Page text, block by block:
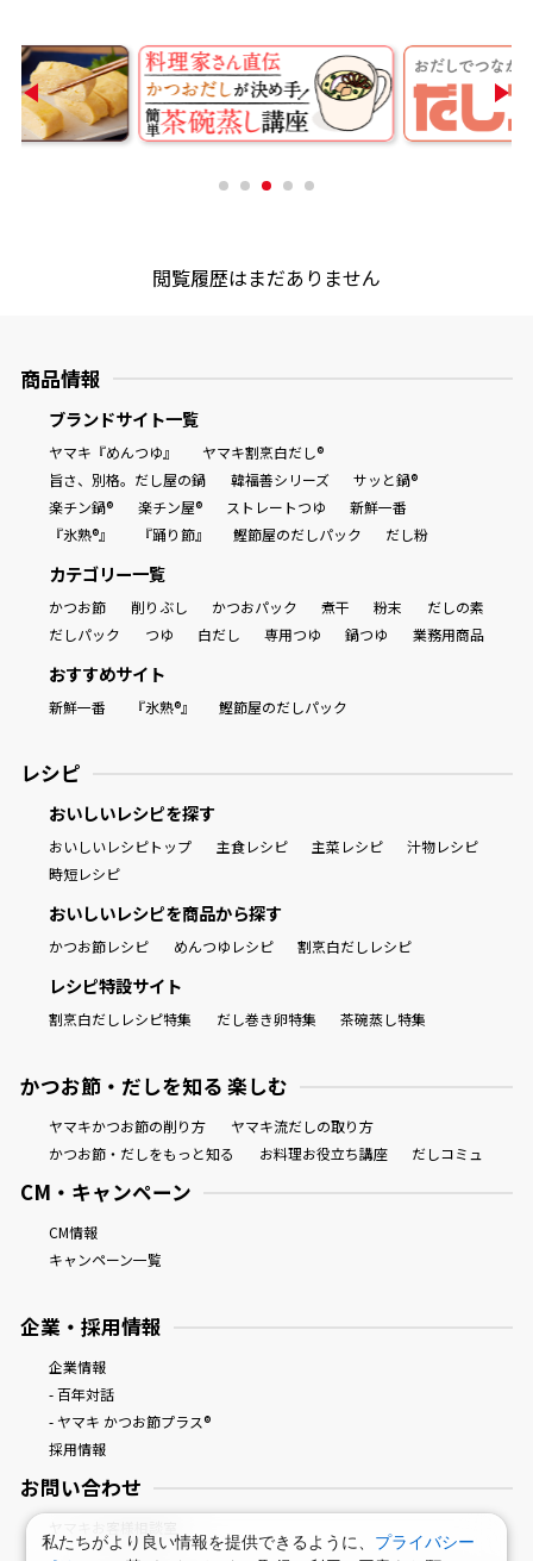
おすすめサイト
閲覧履歴はまだありません
商品情報
ブランドサイト一覧
ヤマキ『めんつゆ』
ヤマキ割烹白だし®
旨さ、別格。だし屋の鍋
韓福善シリーズ
サッと鍋®
楽チン鍋®
楽チン屋® ストレートつゆ
新鮮一番
『氷熟®』
『踊り節』 鰹節屋のだしパック だし粉
カテゴリー一覧
かつお節 削りぶし かつおパック 煮干 粉末
だしの素
だしパック
つゆ 白だし 専用つゆ 鍋つゆ 業務用商品
おすすめサイト
新鮮一番 『氷熟®』 鰹節屋のだしパック
レシピ
おいしいレシピを探す
おいしいレシピトップ 主食レシピ 主菜レシピ
汁物レシピ
時短レシピ
おいしいレシピを商品から探す
かつお節レシピ めんつゆレシピ 割烹白だしレシピ
レシピ特設サイト
割烹白だしレシピ特集 だし巻き卵特集 茶碗蒸し特集
かつお節・だしを知る 楽しむ
ヤマキかつお節の削り方
ヤマキ流だしの取り方
かつお節・だしをもっと知る
お料理お役立ち講座 だしコミュ
CM・キャンペーン
CM情報
キャンペーン一覧
企業・採用情報
企業情報
- 百年対話
- ヤマキ かつお節プラス®
採用情報
お問い合わせ
私たちがより良い情報を提供できるように、 プライバシー